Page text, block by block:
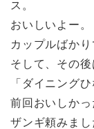
ス。
おいしいよー。
カップルばかり
そして、その後
「ダイニング
前回おいしかっ
ザンギ頼みまし